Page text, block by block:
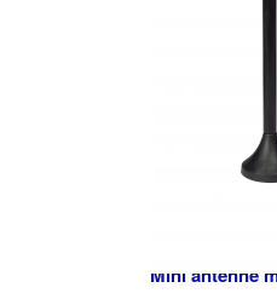
Mini antenne